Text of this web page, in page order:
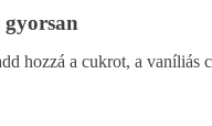
gyorsan
hozzá a cukrot, a vaníliás